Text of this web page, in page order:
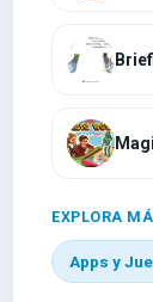
EXPLORA
Apps y